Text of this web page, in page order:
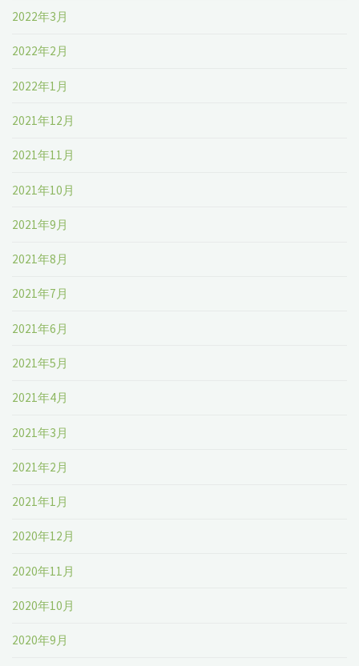
2022年3月
2022年2月
2022年1月
2021年12月
2021年11月
2021年10月
2021年9月
2021年8月
2021年7月
2021年6月
2021年5月
2021年4月
2021年3月
2021年2月
2021年1月
2020年12月
2020年11月
2020年10月
2020年9月